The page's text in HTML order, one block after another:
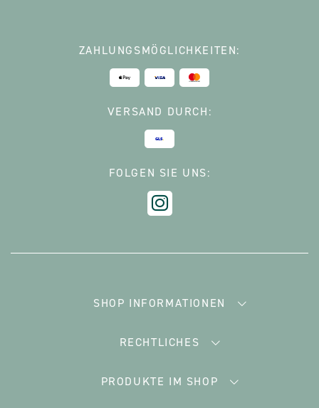
ZAHLUNGSMÖGLICHKEITEN:
VERSAND DURCH:
FOLGEN SIE UNS:
SHOP INFORMATIONEN
RECHTLICHES
PRODUKTE IM SHOP